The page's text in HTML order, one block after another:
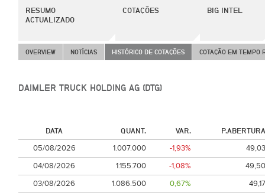
RESUMO
ACTUALIZADO
COTAÇÕES BIG INTEL
OVERVIEW NOTÍCIAS HISTÓRICO DE COTAÇÕES COTAÇÃO EM TEMPO
DAIMLER TRUCK HOLDING AG (DTG)
DATA QUANT. VAR.
P.ABERTURA
05/08/2026
1.007.000 -1,93%
49,03
04/08/2026
1.155.700 -1,08%
49,50
03/08/2026
1.086.500 0,67%
49,17